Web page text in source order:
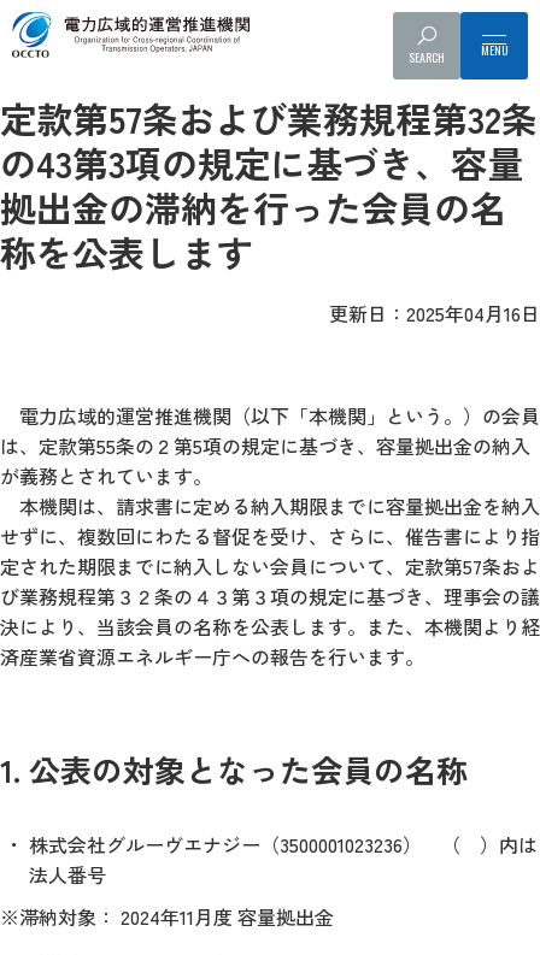
SEARCH
事業者へのお知らせ
プレスリリース
滞納者への対応
容量市場
定款第57条および業務規程第32条
の43第3項の規定に基づき、容量
拠出金の滞納を行った会員の名
称を公表します
更新日：2025年04月16日
電力広域的運営推進機関（以下「本機関」という。）の会員
は、定款第55条の２第5項の規定に基づき、容量拠出金の納入
が義務とされています。
本機関は、請求書に定める納入期限までに容量拠出金を納入
せずに、複数回にわたる督促を受け、さらに、催告書により指
定された期限までに納入しない会員について、定款第57条およ
び業務規程第３２条の４３第３項の規定に基づき、理事会の議
決により、当該会員の名称を公表します。また、本機関より経
済産業省資源エネルギー庁への報告を行います。
1. 公表の対象となった会員の名称
株式会社グルーヴエナジー（3500001023236） （ ）内は
法人番号
※滞納対象： 2024年11月度 容量拠出金